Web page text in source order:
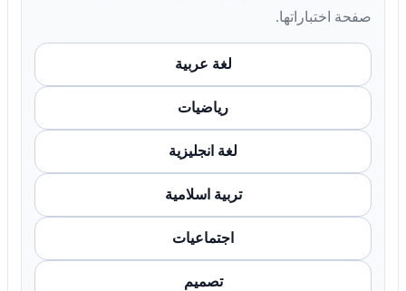
صفحة اختباراتها.
لغة عربية
رياضيات
لغة انجليزية
تربية اسلامية
اجتماعيات
تصميم